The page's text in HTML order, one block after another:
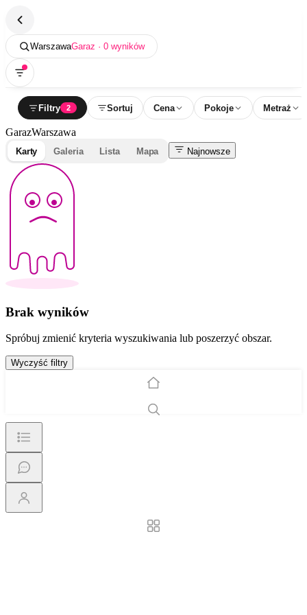
WarszawaGaraz · 0 wyników
Filtry 2 Sortuj Cena Pokoje Metraż
GarazWarszawa
Karty Galeria Lista Mapa Najnowsze
Brak wyników
Spróbuj zmienić kryteria wyszukiwania lub poszerzyć obszar.
Wyczyść filtry